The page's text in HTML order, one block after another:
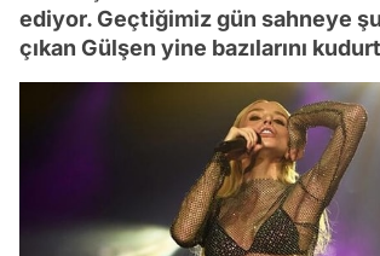
ediyor. Geçtiğimiz gün sahneye
çıkan Gülşen yine bazılarını